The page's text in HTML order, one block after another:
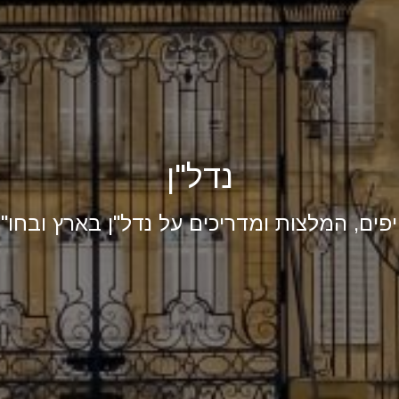
נדל"ן
המלצות ומדריכים על נדל"ן בארץ